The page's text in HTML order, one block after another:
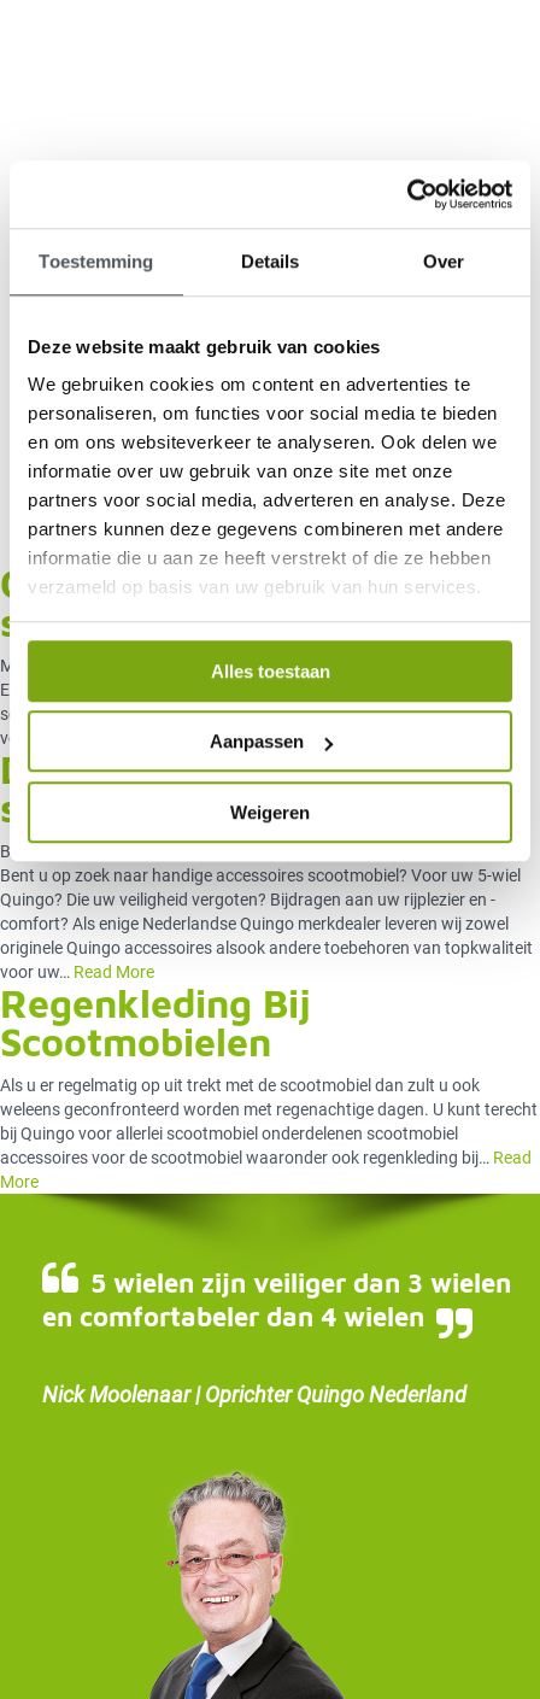
Toestemming Details Over
Deze website maakt gebruik van cookies
We gebruiken cookies om content en advertenties te
personaliseren, om functies voor social media te bieden
en om ons websiteverkeer te analyseren. Ook delen we
informatie over uw gebruik van onze site met onze
partners voor social media, adverteren en analyse. Deze
partners kunnen deze gegevens combineren met andere
informatie die u aan ze heeft verstrekt of die ze hebben
verzameld op basis van uw gebruik van hun services.
Alles toestaan
Aanpassen
Weigeren
9,1
Overkapping voor
scootmobiel
Met een overkapping voor een scootmobiel kunt u droog op pad gaan.
Echter, er kleven ook nogal wat nadelen aan een overkapping voor
scootmobiel zodat het verstandig is om u eerst eens goed te oriënteren
voordat u besluit over de aanschaf van… Read More
De handige accessoires
scootmobiel van Quingo
Bij Quingo hebben we de scootmobiel accessoires altijd op voorraad
Bent u op zoek naar handige accessoires scootmobiel? Voor uw 5-wiel
Quingo? Die uw veiligheid vergoten? Bijdragen aan uw rijplezier en -
comfort? Als enige Nederlandse Quingo merkdealer leveren wij zowel
originele Quingo accessoires alsook andere toebehoren van topkwaliteit
voor uw… Read More
Regenkleding Bij
Scootmobielen
Als u er regelmatig op uit trekt met de scootmobiel dan zult u ook
weleens geconfronteerd worden met regenachtige dagen. U kunt terecht
bij Quingo voor allerlei scootmobiel onderdelenen scootmobiel
accessoires voor de scootmobiel waaronder ook regenkleding bij… Read
More
5 wielen zijn veiliger dan 3 wielen
en comfortabeler dan 4 wielen
Nick Moolenaar | Oprichter Quingo Nederland